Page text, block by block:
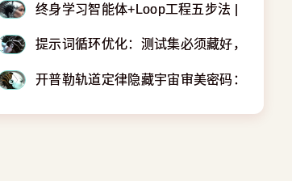
终身学习智能体+Loop工程五步法 | 附调参
提示词循环优化：测试集必须藏好，否则AI
开普勒轨道定律隐藏宇宙审美密码：科学家